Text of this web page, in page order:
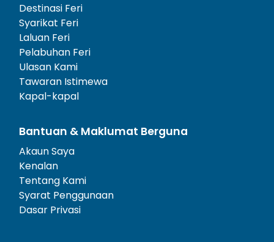
Destinasi Feri
Syarikat Feri
Laluan Feri
Pelabuhan Feri
Ulasan Kami
Tawaran Istimewa
Kapal-kapal
Bantuan & Maklumat Berguna
Akaun Saya
Kenalan
Tentang Kami
Syarat Penggunaan
Dasar Privasi